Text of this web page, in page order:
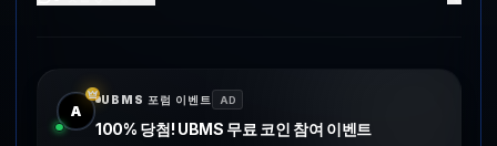
A
UBMS 포럼 이벤트 AD
100% 당첨! UBMS 무료 코인 참여 이벤트